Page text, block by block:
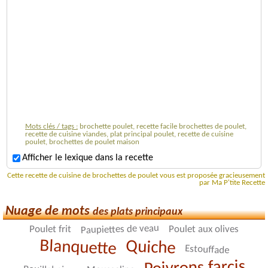
Mots clés / tags : brochette poulet, recette facile brochettes de poulet,
recette de cuisine viandes, plat principal poulet, recette de cuisine
poulet, brochettes de poulet maison
Afficher le lexique dans la recette
Cette recette de cuisine de brochettes de poulet vous est proposée gracieusement
par Ma P'tite Recette
Nuage de motsdes plats principaux
Poulet frit Paupiettes de veau Poulet aux olives
Blanquette Quiche Estouffade